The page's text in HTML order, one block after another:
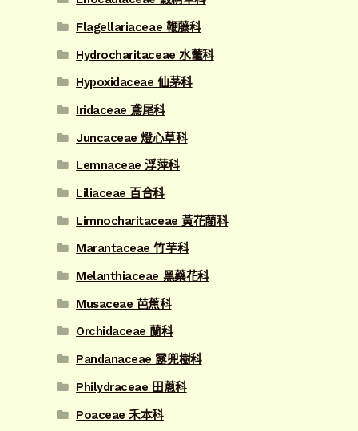
Flagellariaceae 鞭藤科
Hydrocharitaceae 水虌科
Hypoxidaceae 仙茅科
Iridaceae 鳶尾科
Juncaceae 燈心草科
Lemnaceae 浮萍科
Liliaceae 百合科
Limnocharitaceae 黃花藺科
Marantaceae 竹芋科
Melanthiaceae 黑藥花科
Musaceae 芭蕉科
Orchidaceae 蘭科
Pandanaceae 露兜樹科
Philydraceae 田蔥科
Poaceae 禾本科